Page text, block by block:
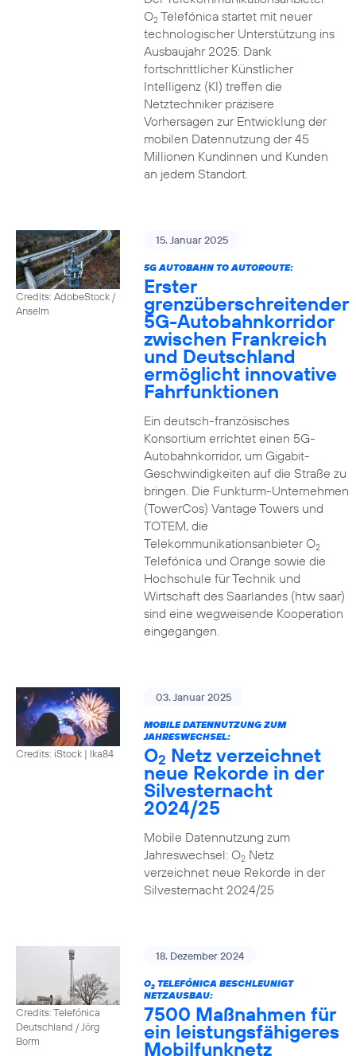
O2Telefónica startet mit neuer
technologischer Unterstützung ins
Ausbaujahr 2025: Dank
fortschrittlicher Künstlicher
Intelligenz (KI) treffen die
Netztechniker präzisere
Vorhersagen zur Entwicklung der
mobilen Datennutzung der 45
Millionen Kundinnen und Kunden
an jedem Standort.
Credits: AdobeStock /
Anselm
15. Januar 2025
5G AUTOBAHN TO AUTOROUTE:
Erster
grenzüberschreitender
5G-Autobahnkorridor
zwischen Frankreich
und Deutschland
ermöglicht innovative
Fahrfunktionen
Ein deutsch-französisches
Konsortium errichtet einen 5G-
Autobahnkorridor, um Gigabit-
Geschwindigkeiten auf die Straße zu
bringen. Die Funkturm-Unternehmen
(TowerCos) Vantage Towers und
TOTEM, die
Telekommunikationsanbieter O2
Telefónica und Orange sowie die
Hochschule für Technik und
Wirtschaft des Saarlandes (htw saar)
sind eine wegweisende Kooperation
eingegangen.
Credits: iStock | Ika84
03. Januar 2025
MOBILE DATENNUTZUNG ZUM
JAHRESWECHSEL:
O2 Netz verzeichnet
neue Rekorde in der
Silvesternacht
2024/25
Mobile Datennutzung zum
Jahreswechsel: O2Netz
verzeichnet neue Rekorde in der
Silvesternacht 2024/25
Credits: Telefónica
Deutschland / Jörg
Borm
18. Dezember 2024
O2TELEFÓNICA BESCHLEUNIGT
NETZAUSBAU:
7500 Maßnahmen für
ein leistungsfähigeres
Mobilfunknetz